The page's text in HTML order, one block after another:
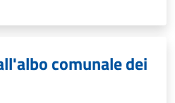
comunale dei